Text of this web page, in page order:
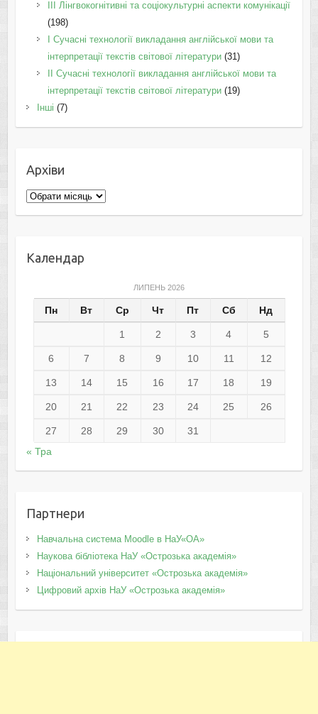
IІI Лінгвокогнітивні та соціокультурні аспекти комунікації
(198)
I Cучасні технології викладання англійської мови та
інтерпретації текстів світової літератури(31)
II Cучасні технології викладання англійської мови та
інтерпретації текстів світової літератури(19)
Інші (7)
Архіви
Архіви
Календар
ЛИПЕНЬ 2026
Пн Вт Ср Чт Пт Сб Нд
1 2 3 4 5
6 7 8 9 10 11 12
13 14 15 16 17 18 19
20 21 22 23 24 25 26
27 28 29 30
31
« Тра
Партнери
Навчальна система Moodle в НаУ«ОА»
Наукова бібліотека НаУ «Острозька академія»
Національний університет «Острозька академія»
Цифровий архів НаУ «Острозька академія»